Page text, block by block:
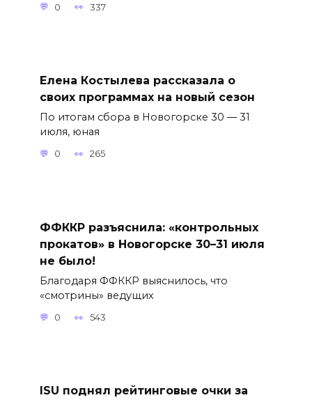
0 337
Елена Костылева рассказала о
своих программах на новый сезон
По итогам сбора в Новогорске 30 — 31
июля, юная
0 265
ФФККР разъяснила: «контрольных
прокатов» в Новогорске 30–31 июля
не было!
Благодаря ФФККР выяснилось, что
«смотрины» ведущих
0 543
ISU поднял рейтинговые очки за